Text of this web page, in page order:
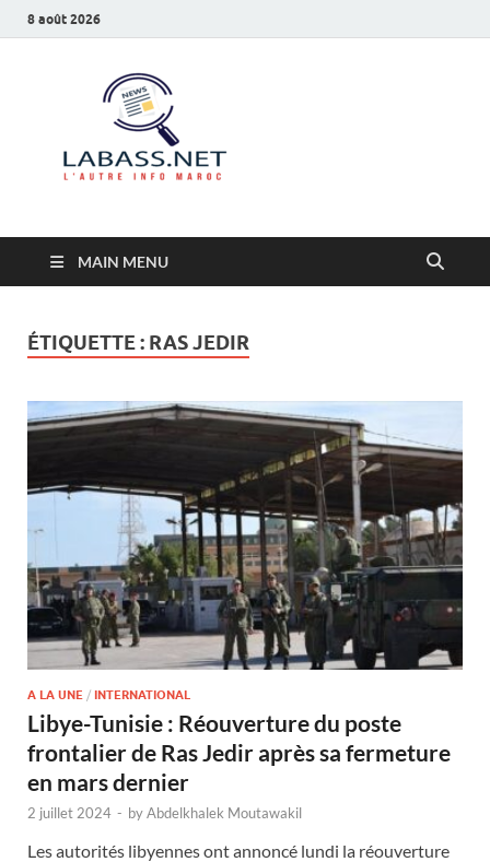
8 août 2026
MAIN MENU
ÉTIQUETTE : RAS JEDIR
A LA UNE / INTERNATIONAL
Libye-Tunisie : Réouverture du poste
frontalier de Ras Jedir après sa fermeture
en mars dernier
2 juillet 2024 - byAbdelkhalek Moutawakil
Les autorités libyennes ont annoncé lundi la réouverture